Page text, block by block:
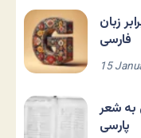
زبان
فارسی
15
به شعر
پارسی